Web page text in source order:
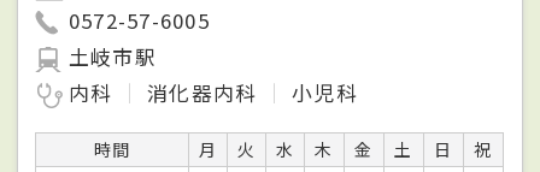
0572-57-6005
土岐市駅
内科
消化器内科 小児科
時間 月 火 水 木 金 土 日
祝